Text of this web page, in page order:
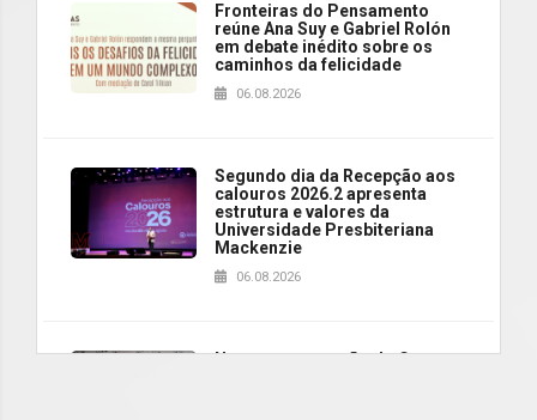
Fronteiras do Pensamento
reúne Ana Suy e Gabriel Rolón
em debate inédito sobre os
caminhos da felicidade
06.08.2026
Segundo dia da Recepção aos
calouros 2026.2 apresenta
estrutura e valores da
Universidade Presbiteriana
Mackenzie
06.08.2026
Nova apresentação do Centro